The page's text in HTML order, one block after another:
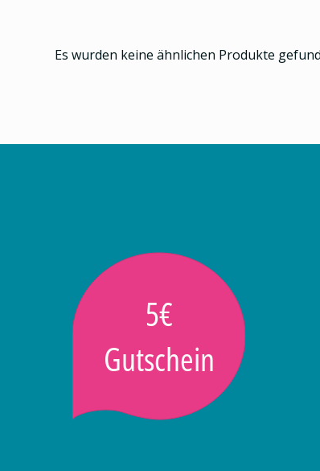
Es wurden keine ähnlichen Produkte
5€
Gutschein